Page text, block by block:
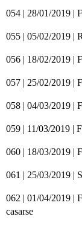
054 | 28/01/2019 |
055 | 05/02/2019 |
056 | 18/02/2019 |
057 | 25/02/2019 |
058 | 04/03/2019 |
059 | 11/03/2019 |
060 | 18/03/2019 |
061 | 25/03/2019 |
062 | 01/04/2019 |
casarse